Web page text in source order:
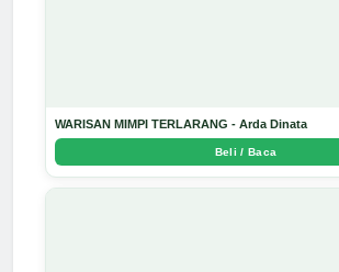
WARISAN MIMPI TERLARANG - Arda Dinata
Beli / Baca